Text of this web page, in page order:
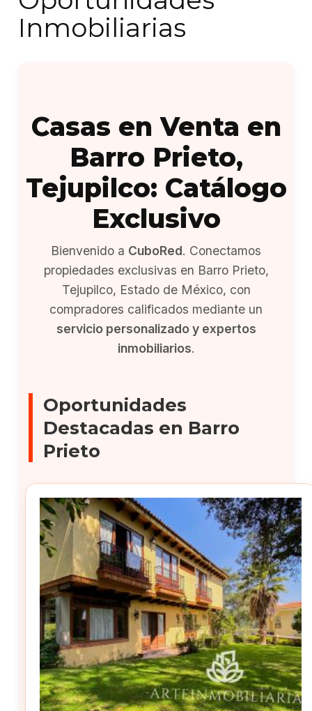
Inmobiliarias
Casas en Venta en
Barro Prieto,
Tejupilco: Catálogo
Exclusivo
Bienvenido a CuboRed. Conectamos
propiedades exclusivas en Barro Prieto,
Tejupilco, Estado de México, con
compradores calificados mediante un
servicio personalizado y expertos
inmobiliarios.
Oportunidades
Destacadas en Barro
Prieto